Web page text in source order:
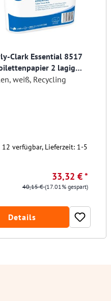
Clark Essential 8517
2 lagig
weiß, Recycling
verfügbar, Lieferzeit: 1-5
33,32 € *
40,15 €(17.01% gespart)
Details